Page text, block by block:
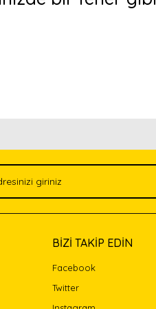
BİZİ TAKİP EDİN
Facebook
Twitter